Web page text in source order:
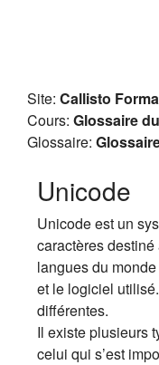
Site: Callisto
Cours: Glossaire
Glossaire:
Unicode
Unicode est un
caractères
langues du
et le logiciel
différentes.
Il existe plusieurs
celui qui s’est